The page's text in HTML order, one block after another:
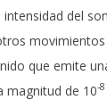
del
que emite
magnitud de 10-8